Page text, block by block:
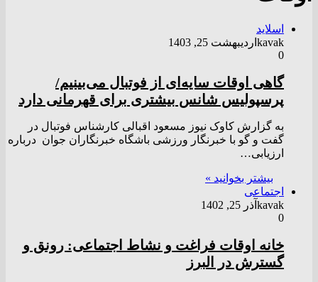
اسلاید
kavak اردیبهشت 25, 1403
0
گاهی اوقات سایه‌ای از فوتبال می‌بینیم/
پرسپولیس شانس بیشتری برای قهرمانی دارد
به گزارش کاوک نیوز مسعود اقبالی کارشناس فوتبال در
گفت و گو با خبرنگار ورزشی باشگاه خبرنگاران جوان درباره
ارزیابی…
بیشتر بخوانید »
اجتماعی
kavak آذر 25, 1402
0
خانه اوقات فراغت و نشاط اجتماعی: رونق و
گسترش در البرز